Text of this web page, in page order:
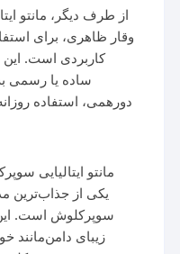
از طرف دیگر، مانتو
وقار ظاهری، برای
کاربردی است.
ساده یا رسمی
دورهمی، استفاده
مانتو ایتالیایی
یکی از جذاب‌ترین
سوپرکلوش است.
زیبای دامن‌مانند